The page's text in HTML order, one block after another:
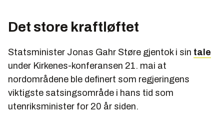
Det store kraftløftet
Statsminister Jonas Gahr Støre gjentok i sin tale
under Kirkenes-konferansen 21. mai at
nordområdene ble definert som regjeringens
viktigste satsingsområde i hans tid som
utenriksminister for 20 år siden.